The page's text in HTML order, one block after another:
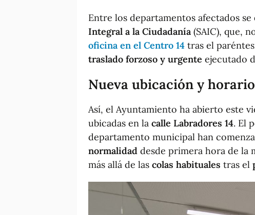
Entre los departamentos afectados
Integral a la Ciudadanía (SAIC), que,
oficina en el Centro 14 tras el
traslado forzoso y urgente ejecutado
Nueva ubicación y horario
Así, el Ayuntamiento ha abierto este
ubicadas en la calle Labradores 14. El
departamento municipal han
normalidad desde primera hora de la
más allá de las colas habituales tras el